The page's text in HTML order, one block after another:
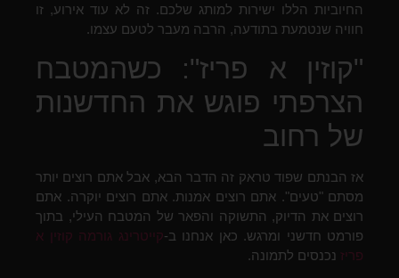
החיוביות הללו ישירות למותג שלכם. זה לא עוד אירוע, זו
חוויה שנטמעת בתודעה, הרבה מעבר לטעם עצמו.
"קוזין א פריז": כשהמטבח
הצרפתי פוגש את החדשנות
של רחוב
אז הבנתם שפוד טראק זה הדבר הבא, אבל אתם רוצים יותר
מסתם "טעים". אתם רוצים אמנות. אתם רוצים יוקרה. אתם
רוצים את הדיוק, התשוקה והפאר של המטבח העילי, בתוך
פורמט חדשני ומרגש. כאן אנחנו ב-קייטרינג גורמה קוזין א
פריז נכנסים לתמונה.